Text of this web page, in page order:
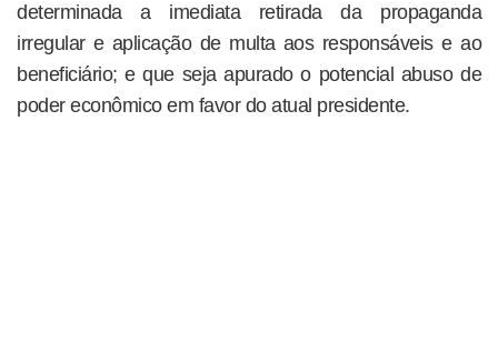
determinada a imediata retirada da propaganda
irregular e aplicação de multa aos responsáveis e ao
beneficiário; e que seja apurado o potencial abuso de
poder econômico em favor do atual presidente.